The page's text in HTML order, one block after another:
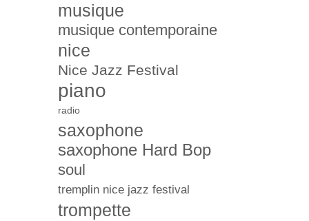
musique
musique contemporaine
nice
Nice Jazz Festival
piano
radio
saxophone
saxophone Hard Bop
soul
tremplin nice jazz festival
trompette